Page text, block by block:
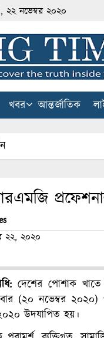
, ২২ নভেম্বর ২০২০
খবর আন্তর্জাতিক
২২, ২০২০
দেশের পোশাক খাতে
(২০ নভেম্বর ২০২০)
উদযাপিত হয়।